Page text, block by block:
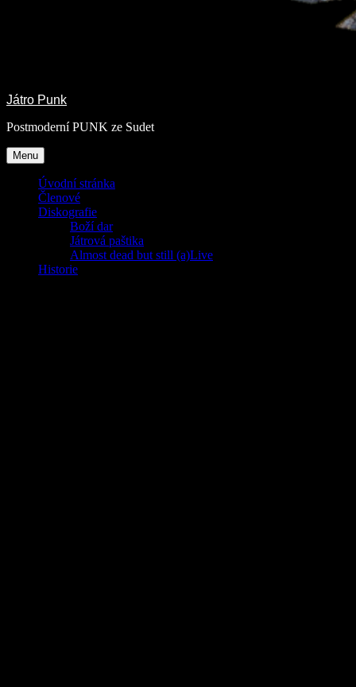
Játro Punk
Postmoderní PUNK ze Sudet
Menu
Úvodní stránka
Členové
Diskografie
Boží dar
Játrová paštika
Almost dead but still (a)Live
Historie